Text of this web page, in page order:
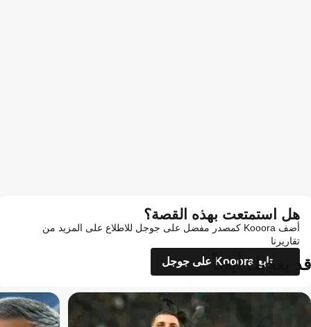
هل استمتعت بهذه القصة؟
أضف Kooora كمصدر مفضل على جوجل للاطلاع على المزيد من
تقاريرنا
تابع Kooora على جوجل
قد يعجبك أيضاً